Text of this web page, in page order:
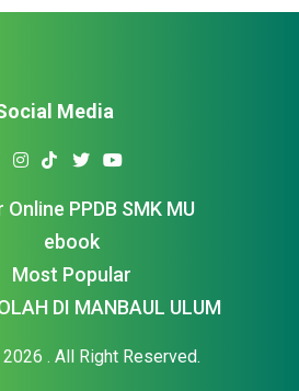
PPDB SMK MU
ebook
Most Popular
DI MANBAUL ULUM
. All Right Reserved.
Media